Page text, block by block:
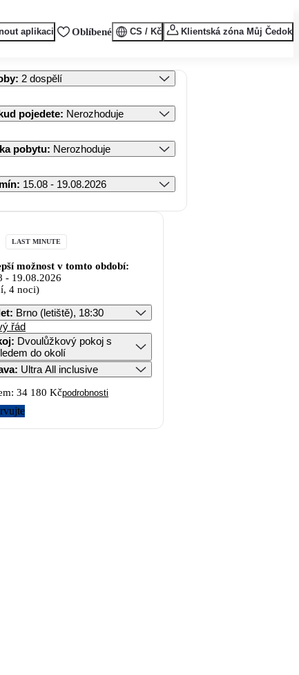
aplikaci Oblíbené CS / Kč Klientská zóna Můj Čedok
: 2 dospělí
pojedete: Nerozhoduje
pobytu: Nerozhoduje
: 15.08 - 19.08.2026
LAST MINUTE
možnost v tomto období:
- 19.08.2026
4 noci)
: Brno (letiště), 18:30
řád
: Dvoulůžkový pokoj s
do okolí
: Ultra All inclusive
34 180 Kčpodrobnosti